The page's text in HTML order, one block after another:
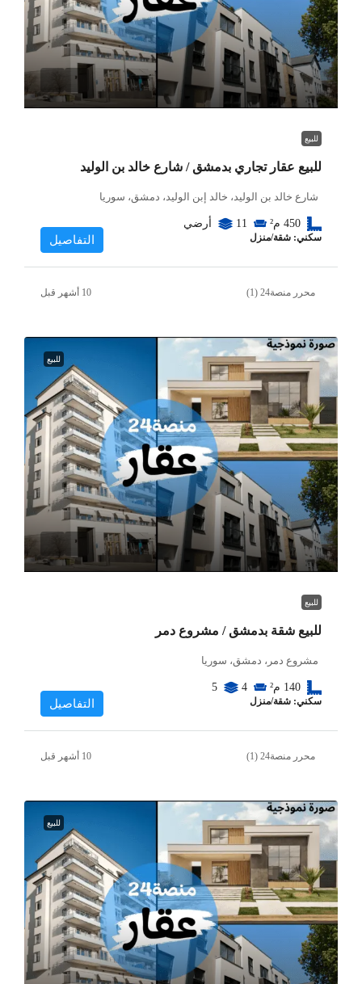
للبيع
للبيع عقار تجاري بدمشق / شارع خالد بن الوليد
شارع خالد بن الوليد، خالد إبن الوليد، دمشق، سوريا
450 م² 11 أرضي
سكني: شقة/منزل التفاصيل
محرر منصة24 (1)
للبيع
للبيع
للبيع شقة بدمشق / مشروع دمر
مشروع دمر، دمشق، سوريا
140 م² 4
5
سكني: شقة/منزل التفاصيل
محرر منصة24 (1)
للبيع